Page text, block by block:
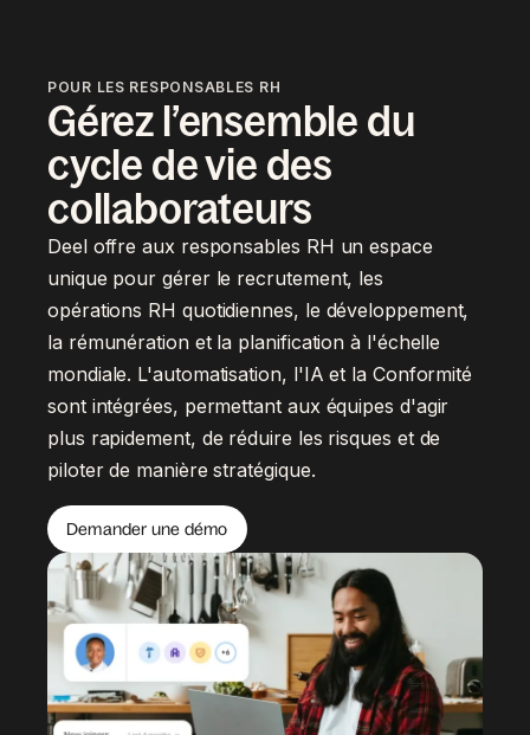
POUR LES RESPONSABLES RH
Gérez l’ensemble du
cycle de vie des
collaborateurs
Deel offre aux responsables RH un espace
unique pour gérer le recrutement, les
opérations RH quotidiennes, le développement,
la rémunération et la planification à l'échelle
mondiale. L'automatisation, l'IA et la Conformité
sont intégrées, permettant aux équipes d'agir
plus rapidement, de réduire les risques et de
piloter de manière stratégique.
Demander une démo